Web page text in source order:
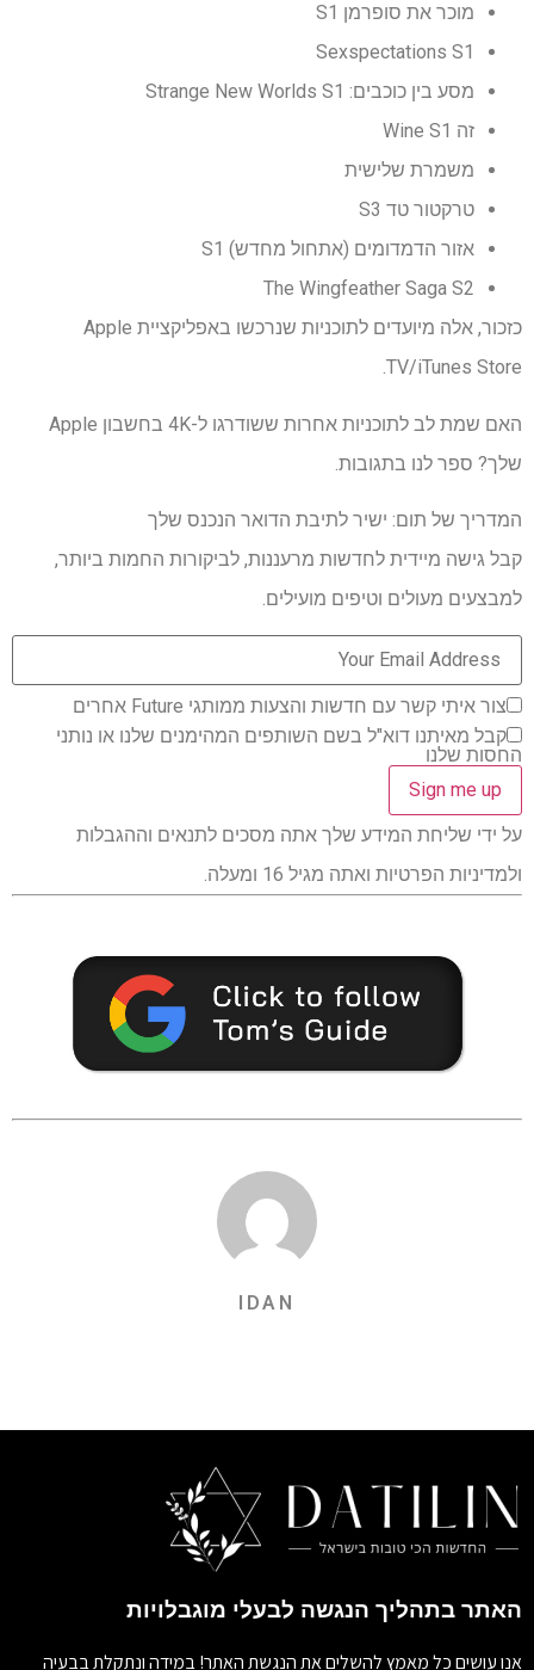
מוכר את סופרמן S1
Sexspectations S1
מסע בין כוכבים: Strange New Worlds S1
זה Wine S1
משמרת שלישית
טרקטור טד S3
אזור הדמדומים (אתחול מחדש) S1
The Wingfeather Saga S2
כזכור, אלה מיועדים לתוכניות שנרכשו באפליקציית Apple
TV/iTunes Store.
האם שמת לב לתוכניות אחרות ששודרגו ל-4K בחשבון Apple
שלך? ספר לנו בתגובות.
המדריך של תום: ישיר לתיבת הדואר הנכנס שלך
קבל גישה מיידית לחדשות מרעננות, לביקורות החמות ביותר,
למבצעים מעולים וטיפים מועילים.
צור איתי קשר עם חדשות והצעות ממותגי Future אחרים
קבל מאיתנו דוא"ל בשם השותפים המהימנים שלנו או נותני
החסות שלנו
על ידי שליחת המידע שלך אתה מסכים לתנאים וההגבלות
ולמדיניות הפרטיות ואתה מגיל 16 ומעלה.
IDAN
האתר בתהליך הנגשה לבעלי מוגבלויות
אנו עושים כל מאמץ להשלים את הנגשת האתר! במידה ונתקלת בבעיה